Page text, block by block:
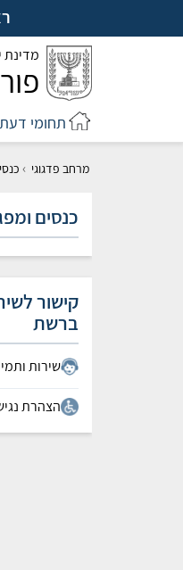
אל
מדינת
תחומי
מרחב פדגוגי ›
כנסים
קישור
ברשת
שירות
הצהרת